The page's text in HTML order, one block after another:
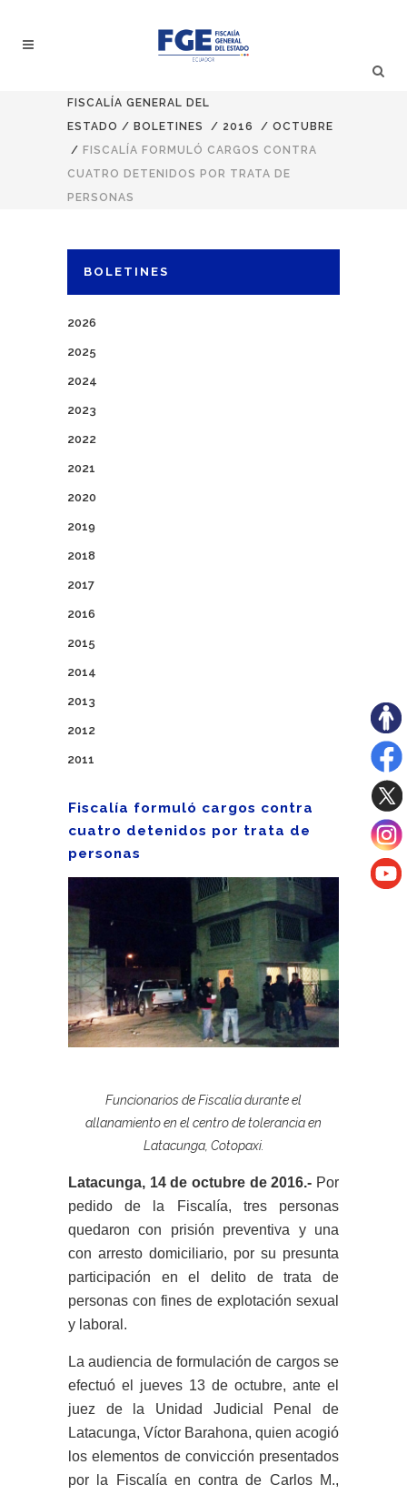
FISCALÍA GENERAL DEL
ESTADO / BOLETINES / 2016 / OCTUBRE
/ FISCALÍA FORMULÓ CARGOS CONTRA
CUATRO DETENIDOS POR TRATA DE
PERSONAS
BOLETINES
2026
2025
2024
2023
2022
2021
2020
2019
2018
2017
2016
2015
2014
2013
2012
2011
Fiscalía formuló cargos contra
cuatro detenidos por trata de
personas
Funcionarios de Fiscalía durante el
allanamiento en el centro de tolerancia en
Latacunga, Cotopaxi.
Latacunga, 14 de octubre de 2016.- Por
pedido de la Fiscalía, tres personas
quedaron con prisión preventiva y una
con arresto domiciliario, por su presunta
participación en el delito de trata de
personas con fines de explotación sexual
y laboral.
La audiencia de formulación de cargos se
efectuó el jueves 13 de octubre, ante el
juez de la Unidad Judicial Penal de
Latacunga, Víctor Barahona, quien acogió
los elementos de convicción presentados
por la Fiscalía en contra de Carlos M.,